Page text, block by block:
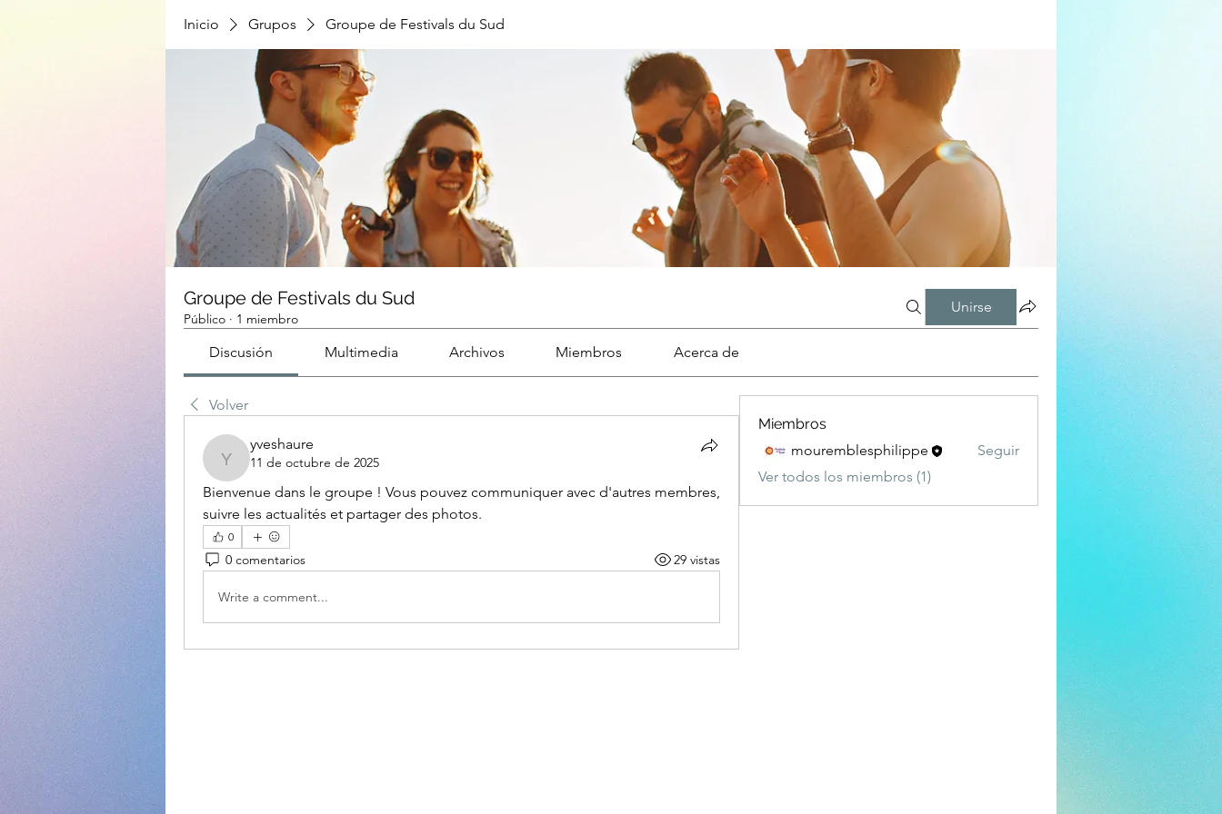
Inicio Grupos Groupe de Festivals du Sud
Groupe de Festivals du Sud
Público · 1 miembro
Unirse
Discusión Multimedia Archivos Miembros Acerca de
Volver
yveshaure
yveshaure
11 de octubre de 2025
Bienvenue dans le groupe ! Vous pouvez communiquer avec d'autres membres,
suivre les actualités et partager des photos.
0
0 comentarios 29 vistas
Write a comment...
Miembros
mouremblesphilippe
Seguir
Ver todos los miembros (1)